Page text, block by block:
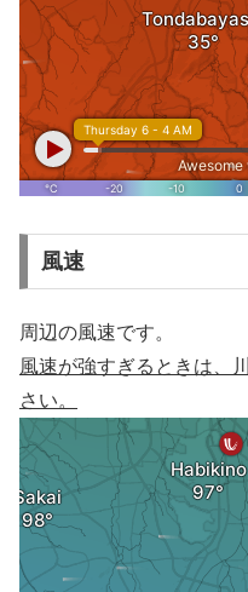
風速
周辺の風速です。
風速が強すぎるときは、
さい。